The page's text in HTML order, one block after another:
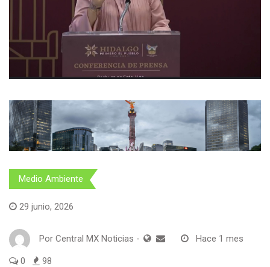
Medio Ambiente
29 junio, 2026
Por Central MX Noticias - Hace 1 mes
0 98